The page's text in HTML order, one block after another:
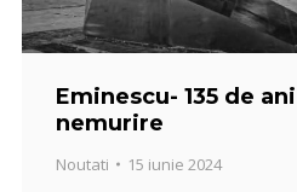
Eminescu- 135 de
nemurire
Noutati 15 iunie 2024